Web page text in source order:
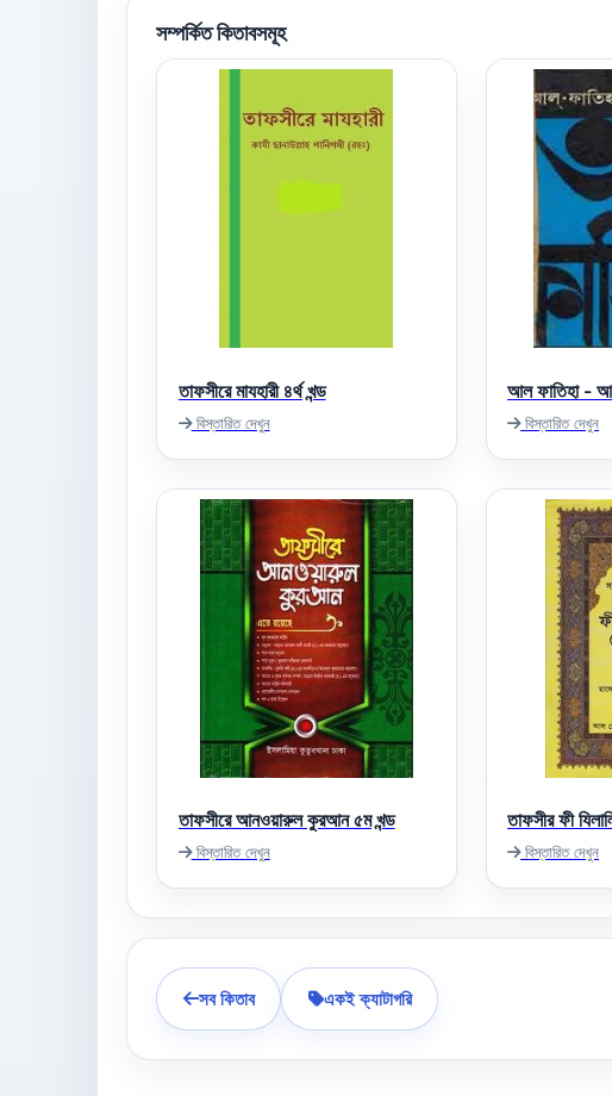
সম্পর্কিত কিতাবসমূহ
তাফসীরে মাযহারী ৪র্থ খন্ড
বিস্তারিত দেখুন
আল ফাতিহা -
বিস্তারিত দেখুন
তাফসীরে আনওয়ারুল কুরআন ৫ম খন্ড
বিস্তারিত দেখুন
তাফসীর ফী
বিস্তারিত দেখুন
সব কিতাব একই ক্যাটাগরি